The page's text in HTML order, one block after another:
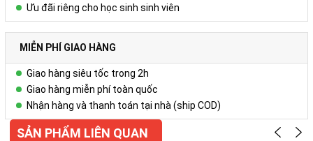
Ưu đãi riêng cho học sinh sinh viên
MIỄN PHÍ GIAO HÀNG
Giao hàng siêu tốc trong 2h
Giao hàng miễn phí toàn quốc
Nhận hàng và thanh toán tại nhà (ship COD)
SẢN PHẨM LIÊN QUAN